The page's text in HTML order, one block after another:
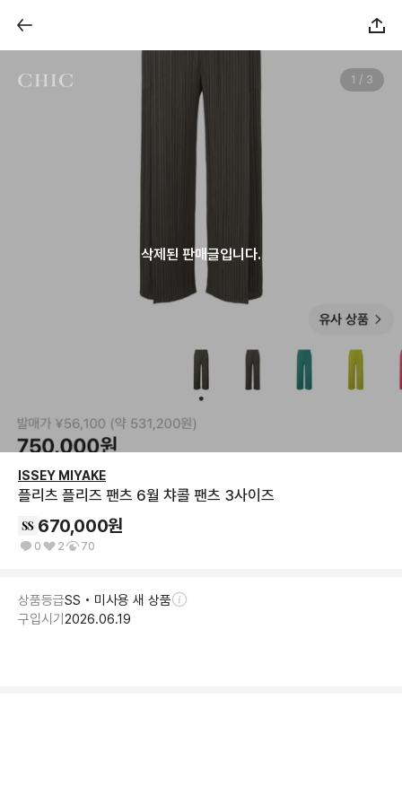
1 / 3
삭제된 판매글입니다.
ISSEY MIYAKE
플리츠 플리즈 팬츠 6월 챠콜 팬츠 3사이즈
670,000원
0 2 70
상품등급SS • 미사용 새 상품
구입시기 2026.06.19